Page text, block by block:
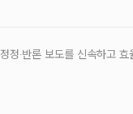
정‧반론 보도를 신속하고